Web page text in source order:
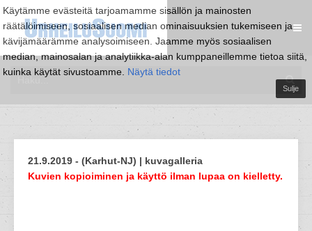
Käytämme evästeitä tarjoamamme sisällön ja mainosten
räätälöimiseen, sosiaalisen median ominaisuuksien tukemiseen ja
kävijämäärämme analysoimiseen. Jaamme myös sosiaalisen
median, mainosalan ja analytiikka-alan kumppaneillemme tietoa siitä,
kuinka käytät sivustoamme. Näytä tiedot
Sulje
21.9.2019 - (Karhut-NJ) | kuvagalleria
Kuvien kopioiminen ja käyttö ilman lupaa on kielletty.